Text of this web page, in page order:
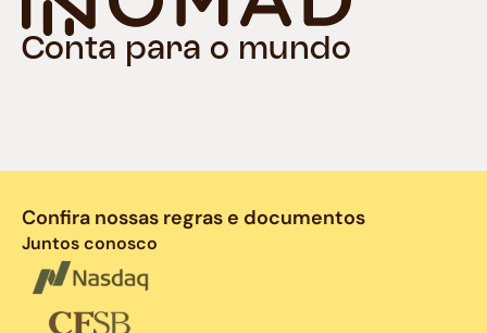
Conta para o mundo
Confira nossas regras e documentos
Juntos conosco